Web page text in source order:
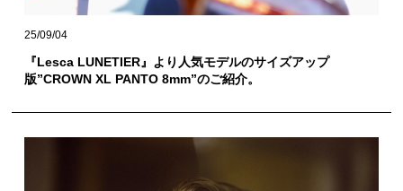
25/09/04
『Lesca LUNETIER』より人気モデルのサイズアップ
版”CROWN XL PANTO 8mm”のご紹介。